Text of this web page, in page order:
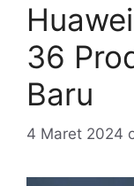
36
Baru
4 Maret 2024